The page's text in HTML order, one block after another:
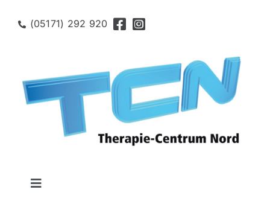
Inhalt (05171) 292 920
Toggle